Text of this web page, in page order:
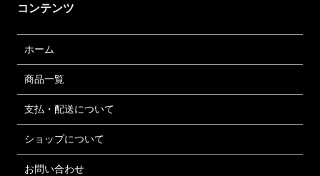
コンテンツ
ホーム
商品一覧
支払・配送について
ショップについて
お問い合わせ